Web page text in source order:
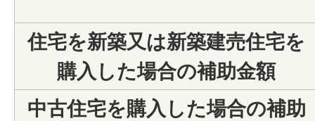
住宅を新築又は新築建売住宅を
購入した場合の補助金額
中古住宅を購入した場合の補助